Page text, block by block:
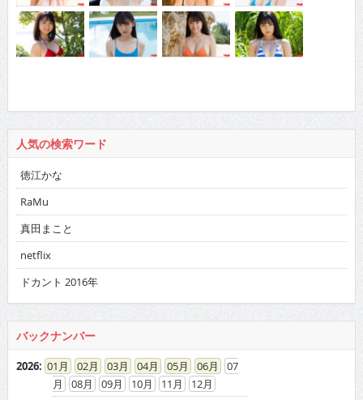
人気の検索ワード
徳江かな
RaMu
真田まこと
netflix
ドカント 2016年
バックナンバー
2026: 01 02 03 04 05 06
07
08
09 10 11
12